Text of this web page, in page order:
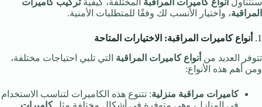
سنتناول أنواع كاميرات المراقبة المختلفة، كيفيةتركيب كاميرات
المراقبة، واختيار الأنسب لك وفقًا للمتطلبات الأمنية.
1.
أنواع كاميرات المراقبة: الاختيارات المتاحة
تتوفر العديد من أنواع كاميرات المراقبة التي تلبي احتياجات مختلفة،
ومن أهم هذه الأنواع:
كاميرات مراقبة منزلية: تتنوع هذه الكاميرات لتناسب الاستخدام
في المنازل، وهي متوفرة في أشكال مختلفة مثلكاميرات